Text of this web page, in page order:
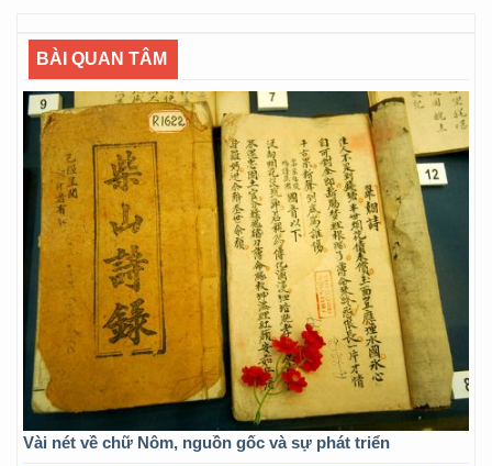
BÀI QUAN TÂM
Vài nét về chữ Nôm, nguồn gốc và sự phát triển